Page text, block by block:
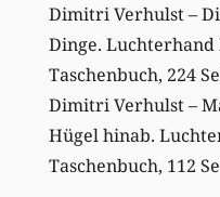
Dimitri Verhulst –
Dinge.
Taschenbuch, 224
Dimitri Verhulst –
Hügel hinab.
Taschenbuch, 112